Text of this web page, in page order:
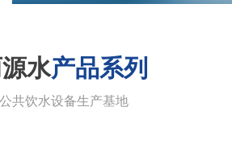
水产品系列
共饮水设备生产基地